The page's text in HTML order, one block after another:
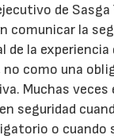
de Sasga
comunicar la
de la experiencia
no como una
Muchas veces
seguridad
o cuando